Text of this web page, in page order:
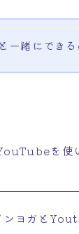
一緒にできる
を使
ンヨガと